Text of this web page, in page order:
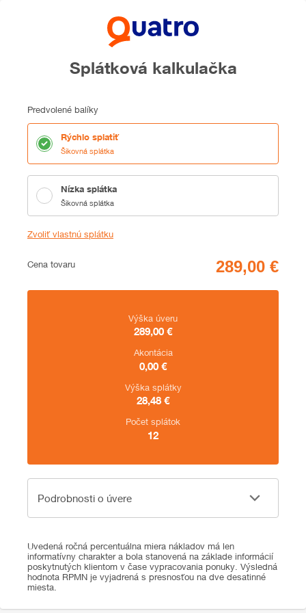
Splátková kalkulačka
Predvolené balíky
Rýchlo splatiť
Šikovná splátka
Nízka splátka
Šikovná splátka
Zvoliť vlastnú splátku
Cena
Cena tovaru
Zhrnutie
Výška úveru
289,00 €
Akontácia
0,00 €
Výška splátky
28,48 €
Počet splátok
12
Podrobnosti o úvere
Podrobnosti o úvere
Uvedená ročná percentuálna miera nákladov má len
informatívny charakter a bola stanovená na základe informácií
poskytnutých klientom v čase vypracovania ponuky. Výsledná
hodnota RPMN je vyjadrená s presnosťou na dve desatinné
miesta.